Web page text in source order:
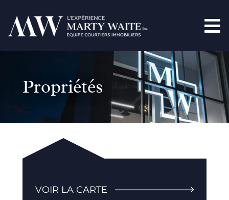
Propriétés
VOIR LA CARTE